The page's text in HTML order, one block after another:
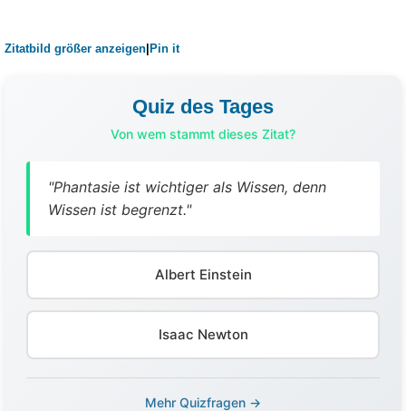
Zitatbild größer anzeigen Pin it
Quiz des Tages
Von wem stammt dieses Zitat?
"Phantasie ist wichtiger als Wissen, denn
Wissen ist begrenzt."
Albert Einstein
Isaac Newton
Mehr Quizfragen →